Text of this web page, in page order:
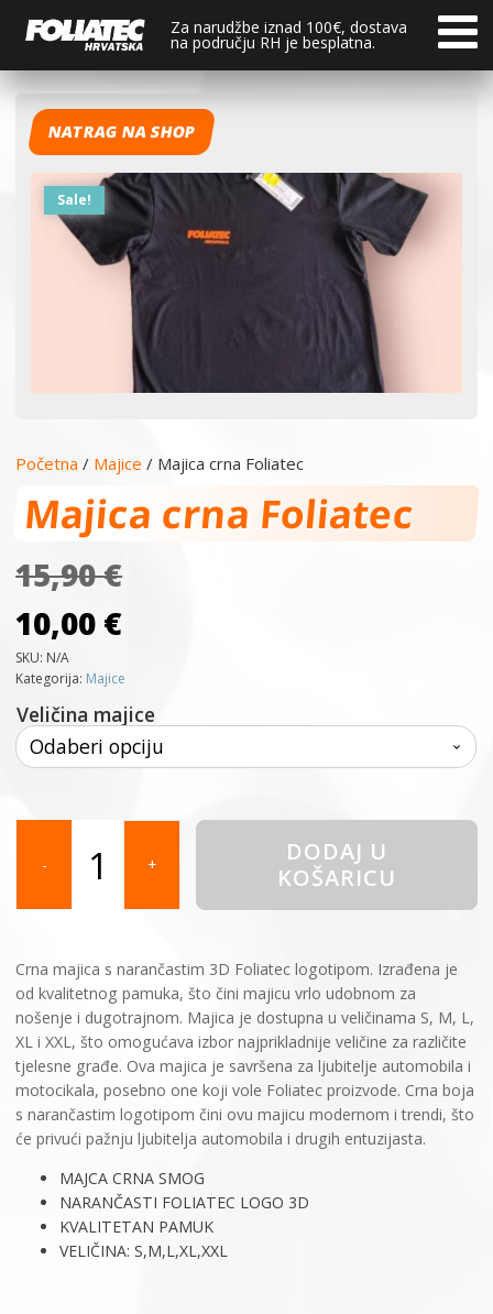
Za narudžbe iznad 100€, dostava
na području RH je besplatna.
NATRAG NA SHOP
Sale!
Početna / Majice / Majica crna Foliatec
Majica crna Foliatec
15,90€
10,00 €
SKU: N/A
Kategorija: Majice
Veličina majice
- +
DODAJ U
KOŠARICU
Crna majica s narančastim 3D Foliatec logotipom. Izrađena je
od kvalitetnog pamuka, što čini majicu vrlo udobnom za
nošenje i dugotrajnom. Majica je dostupna u veličinama S, M, L,
XL i XXL, što omogućava izbor najprikladnije veličine za različite
tjelesne građe. Ova majica je savršena za ljubitelje automobila i
motocikala, posebno one koji vole Foliatec proizvode. Crna boja
s narančastim logotipom čini ovu majicu modernom i trendi, što
će privući pažnju ljubitelja automobila i drugih entuzijasta.
MAJCA CRNA SMOG
NARANČASTI FOLIATEC LOGO 3D
KVALITETAN PAMUK
VELIČINA: S,M,L,XL,XXL